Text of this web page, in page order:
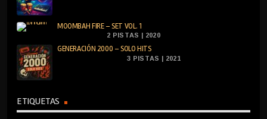
MOOMBAH FIRE – SET VOL. 1
2 PISTAS | 2020
GENERACIÓN 2000 – SOLO HITS
3 PISTAS | 2021
ETIQUETAS